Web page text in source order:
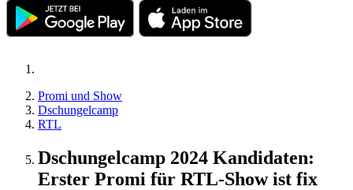
Promi und Show
Dschungelcamp
RTL
Dschungelcamp 2024 Kandidaten:
Erster Promi für RTL-Show ist fix